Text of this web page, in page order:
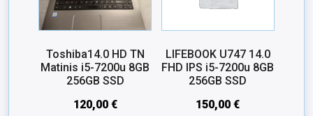
Toshiba14.0 HD TN
Matinis i5-7200u 8GB
256GB SSD
120,00 €
LIFEBOOK U747 14.0
FHD IPS i5-7200u 8GB
256GB SSD
150,00€